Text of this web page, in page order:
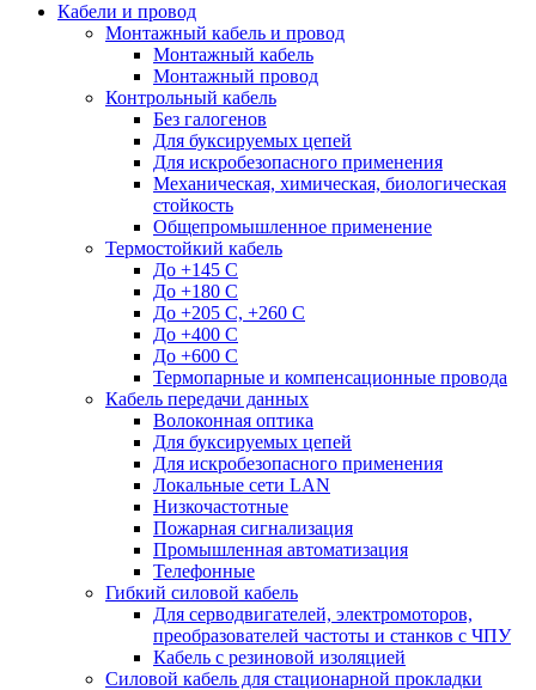
Кабели и провод
Монтажный кабель и провод
Монтажный кабель
Монтажный провод
Контрольный кабель
Без галогенов
Для буксируемых цепей
Для искробезопасного применения
Механическая, химическая, биологическая
стойкость
Общепромышленное применение
Термостойкий кабель
До +145 С
До +180 C
До +205 С, +260 С
До +400 C
До +600 С
Термопарные и компенсационные провода
Кабель передачи данных
Волоконная оптика
Для буксируемых цепей
Для искробезопасного применения
Локальные сети LAN
Низкочастотные
Пожарная сигнализация
Промышленная автоматизация
Телефонные
Гибкий силовой кабель
Для серводвигателей, электромоторов,
преобразователей частоты и станков с ЧПУ
Кабель с резиновой изоляцией
Силовой кабель для стационарной прокладки